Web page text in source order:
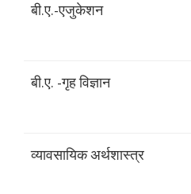
बी.ए.-एजुकेशन
बी.ए. -गृह विज्ञान
व्यावसायिक अर्थशास्त्र